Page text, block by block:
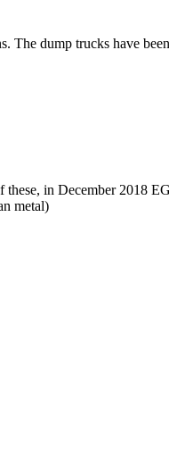
dump trucks have
in December 2018
metal)